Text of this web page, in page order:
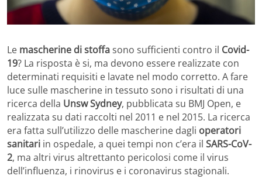
Le mascherine di stoffasono sufficienti contro il Covid-
19? La risposta è si, ma devono essere realizzate con
determinati requisiti e lavate nel modo corretto. A fare
luce sulle mascherine in tessuto sono i risultati di una
ricerca della Unsw Sydney, pubblicata su BMJ Open, e
realizzata su dati raccolti nel 2011 e nel 2015. La ricerca
era fatta sull’utilizzo delle mascherine dagli operatori
sanitari in ospedale, a quei tempi non c’era il SARS-CoV-
2, ma altri virus altrettanto pericolosi come il virus
dell’influenza, i rinovirus e i coronavirus stagionali.